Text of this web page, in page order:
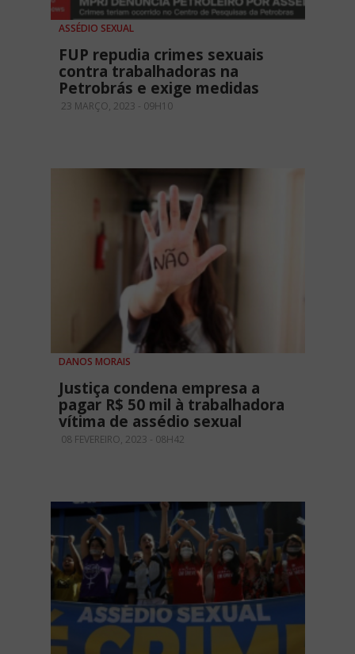
ASSÉDIO SEXUAL
FUP repudia crimes sexuais
contra trabalhadoras na
Petrobrás e exige medidas
23 MARÇO, 2023 - 09H10
DANOS MORAIS
Justiça condena empresa a
pagar R$ 50 mil à trabalhadora
vítima de assédio sexual
08 FEVEREIRO, 2023 - 08H42